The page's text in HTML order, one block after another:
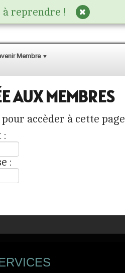
à reprendre !
Membre ▼
AUX MEMBRES
accèder à cette page
:
: